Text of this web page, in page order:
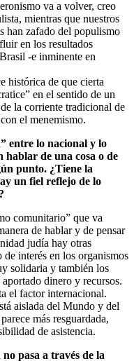
va a volver, creo
mientras que nuestros
han zafado del populismo
en los resultados
-e inminente en
histórica de que cierta
en el sentido de un
la corriente tradicional de
el menemismo.
entre lo nacional y lo
hablar de una cosa o de
punto. ¿Tiene la
un fiel reflejo de lo
comunitario” que va
de hablar y de pensar
judía hay otras
interés en los organismos
solidaria y también los
dinero y recursos.
el factor internacional.
aislada del Mundo y del
más resguardada,
de asistencia.
pasa a través de la